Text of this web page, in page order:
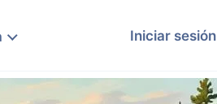
Iniciar sesión